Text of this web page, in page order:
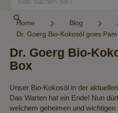
Suche
Home Blog
Dr. Goerg Bio-Kokosöl goes
Dr. Goerg Bio-
Box
Unser Bio-Kokosöl in der
Das Warten hat ein Ende! Nun
welchem geheimen und wichtigen